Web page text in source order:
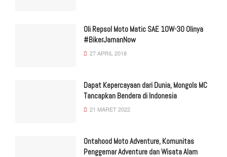
Oli Repsol Moto Matic SAE 10W-30 Olinya
#BikerJamanNow
27 APRIL 2018
Dapat Kepercayaan dari Dunia, Mongols MC
Tancapkan Bendera di Indonesia
21 MARET 2022
Ontahood Moto Adventure, Komunitas
Penggemar Adventure dan Wisata Alam